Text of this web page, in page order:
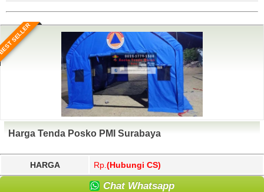
SELLER
Harga Tenda Posko PMI Surabaya
HARGA Rp. (Hubungi CS)
Chat Whatsapp